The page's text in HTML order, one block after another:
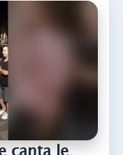
canta le